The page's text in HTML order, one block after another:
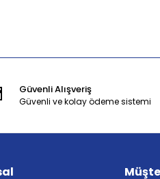
Güvenli Alışveriş
Güvenli ve kolay ödeme sistemi